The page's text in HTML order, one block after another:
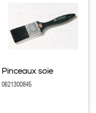
Pinceaux soie
0621300845